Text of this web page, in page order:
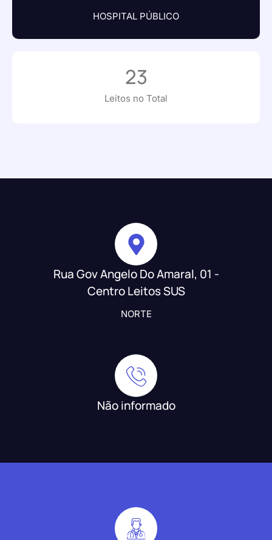
HOSPITAL PÚBLICO
Leitos no Total
23
Rua Gov Angelo Do Amaral, 01 -
Centro Leitos SUS
NORTE
Não informado